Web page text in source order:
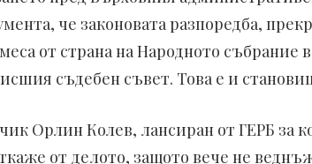
че законовата разпоредба,
от страна на Народното събрание
съдебен съвет. Това е и
Орлин Колев, лансиран от ГЕРБ за
от делото, защото вече не